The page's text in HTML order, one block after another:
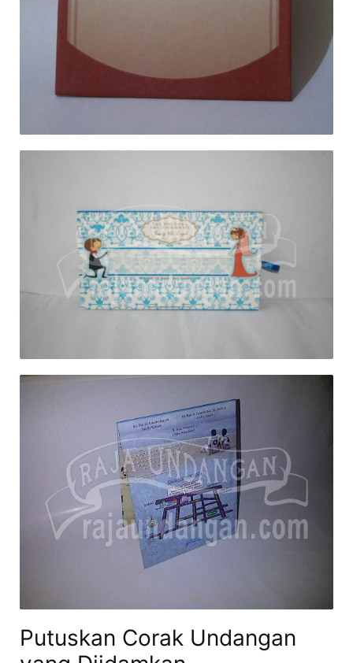
Putuskan Corak Undangan